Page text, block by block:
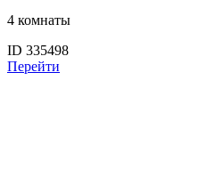
4 комнаты
ID 335498
Перейти